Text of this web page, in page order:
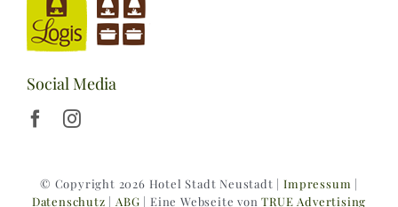
Social Media
© Copyright 2026 Hotel Stadt Neustadt |Impressum |
Datenschutz |ABG | Eine Webseite vonTRUE Advertising